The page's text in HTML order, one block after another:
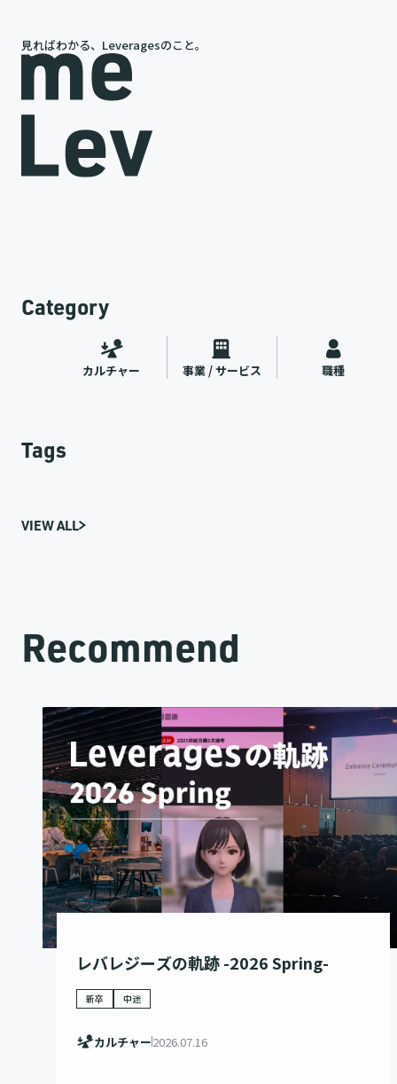
見ればわかる、Leveragesのこと。
代表・岩槻が語る、レバレジーズの今と未来
新卒 中途 代表インタビュー
カルチャー2026.07.09
Category
カルチャー 事業 / サービス 職種
Tags
VIEW ALL
Recommend
レバレジーズの軌跡 -2026 Spring-
新卒 中途
カルチャー2026.07.16